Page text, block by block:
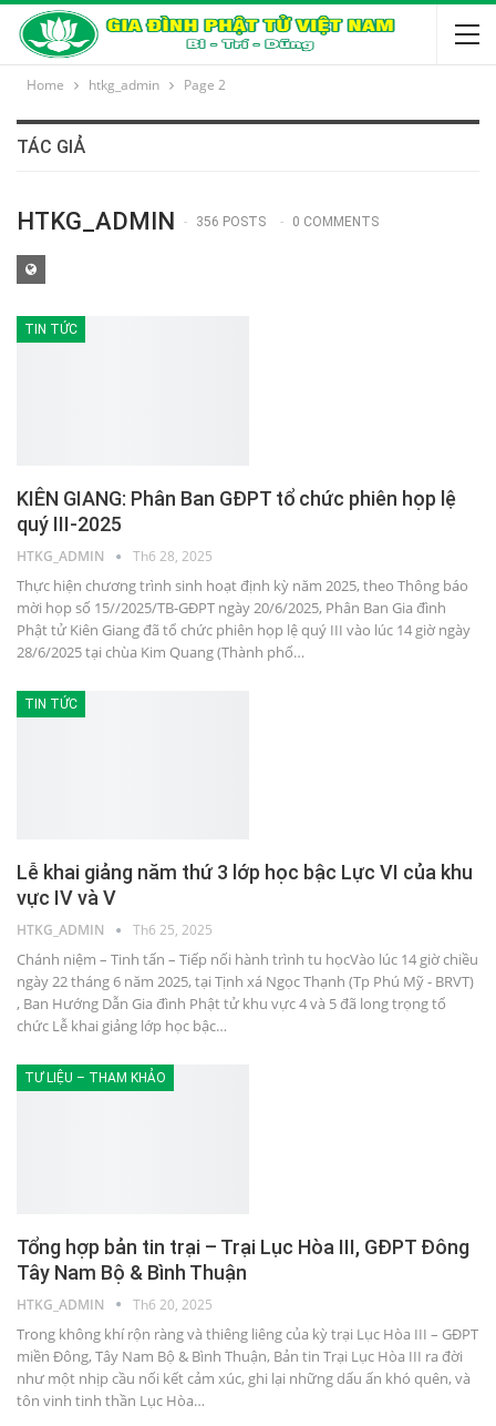
Home htkg_admin Page 2
TÁC GIẢ
HTKG_ADMIN 356 POSTS 0 COMMENTS
TIN TỨC
KIÊN GIANG: Phân Ban GĐPT tổ chức phiên họp lệ
quý III-2025
HTKG_ADMIN Th6 28, 2025
Thực hiện chương trình sinh hoạt định kỳ năm 2025, theo Thông báo
mời họp số 15//2025/TB-GĐPT ngày 20/6/2025, Phân Ban Gia đình
Phật tử Kiên Giang đã tổ chức phiên họp lệ quý III vào lúc 14 giờ ngày
28/6/2025 tại chùa Kim Quang (Thành phố…
TIN TỨC
Lễ khai giảng năm thứ 3 lớp học bậc Lực VI của khu
vực IV và V
HTKG_ADMIN Th6 25, 2025
Chánh niệm – Tinh tấn – Tiếp nối hành trình tu họcVào lúc 14 giờ chiều
ngày 22 tháng 6 năm 2025, tại Tịnh xá Ngọc Thạnh (Tp Phú Mỹ - BRVT)
, Ban Hướng Dẫn Gia đình Phật tử khu vực 4 và 5 đã long trọng tổ
chức Lễ khai giảng lớp học bậc…
TƯ LIỆU – THAM KHẢO
Tổng hợp bản tin trại – Trại Lục Hòa III, GĐPT Đông
Tây Nam Bộ & Bình Thuận
HTKG_ADMIN Th6 20, 2025
Trong không khí rộn ràng và thiêng liêng của kỳ trại Lục Hòa III – GĐPT
miền Đông, Tây Nam Bộ & Bình Thuận, Bản tin Trại Lục Hòa III ra đời
như một nhịp cầu nối kết cảm xúc, ghi lại những dấu ấn khó quên, và
tôn vinh tinh thần Lục Hòa…